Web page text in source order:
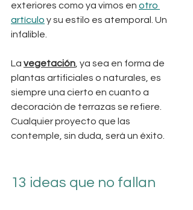
exteriores como ya vimos en otro
artículo y su estilo es atemporal. Un
infalible.
La vegetación , ya sea en forma de
plantas artificiales o naturales, es
siempre una cierto en cuanto a
decoración de terrazas se refiere.
Cualquier proyecto que las
contemple, sin duda, será un éxito.
13 ideas que no fallan